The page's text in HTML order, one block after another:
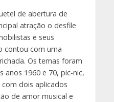
de abertura de
atração o desfile
e seus
contou com uma
Os temas foram
anos 1960 e 70, pic-nic,
dois aplicados
de amor musical e